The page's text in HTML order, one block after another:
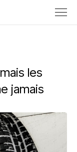
les
jamais